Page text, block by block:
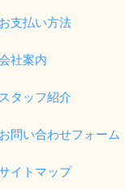
支払い方法
社案内
タッフ紹介
問い合わせフォーム
イトマップ